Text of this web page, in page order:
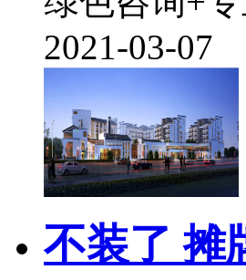
2021-03-07
不装了 摊